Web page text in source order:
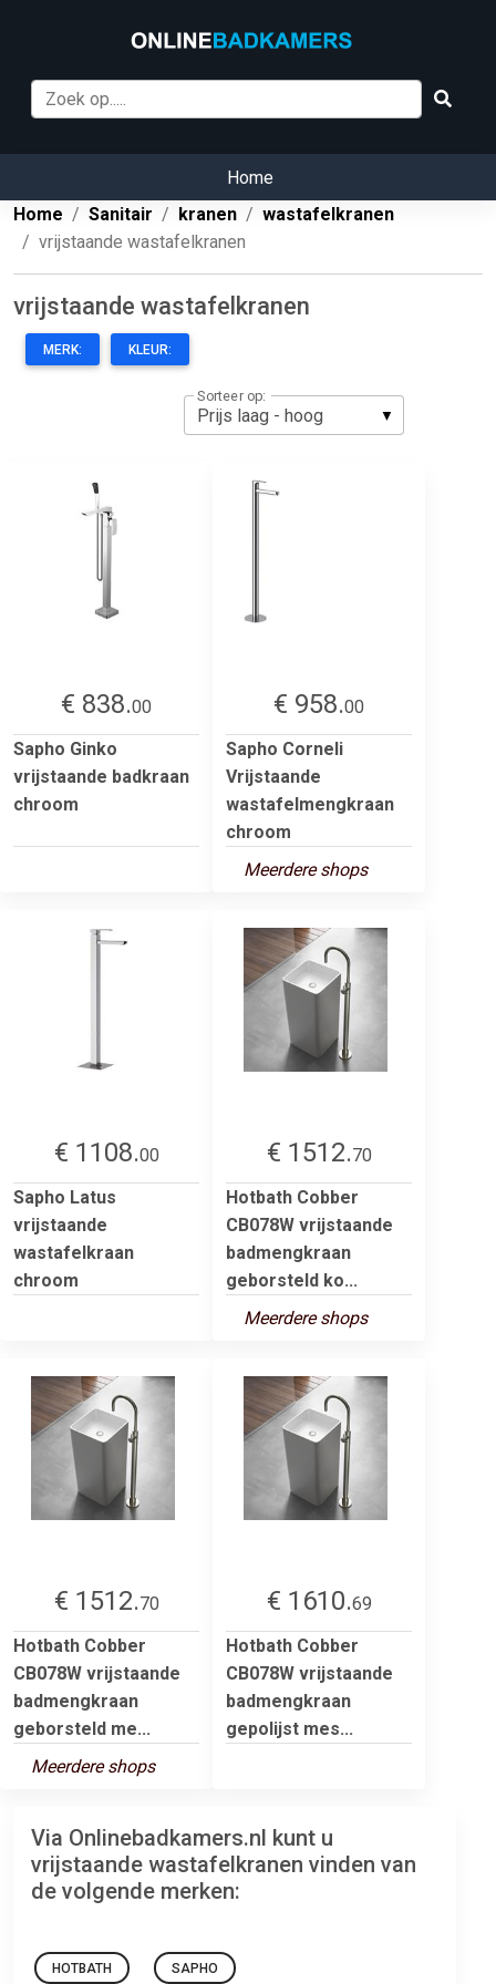
Home
Home
Sanitair kranen
wastafelkranen
vrijstaande wastafelkranen
vrijstaande wastafelkranen
MERK: KLEUR:
Sorteer op:
€ 838.00
Sapho Ginko
vrijstaande badkraan
chroom
€ 958.00
Sapho Corneli
Vrijstaande
wastafelmengkraan
chroom
Meerdere shops
€ 1108.00
Sapho Latus
vrijstaande
wastafelkraan
chroom
€ 1512.70
Hotbath Cobber
CB078W vrijstaande
badmengkraan
geborsteld ko...
Meerdere shops
€ 1512.70
Hotbath Cobber
CB078W vrijstaande
badmengkraan
geborsteld me...
Meerdere shops
€ 1610.69
Hotbath Cobber
CB078W vrijstaande
badmengkraan
gepolijst mes...
Via Onlinebadkamers.nl kunt u
vrijstaande wastafelkranen vinden van
de volgende merken:
HOTBATH SAPHO